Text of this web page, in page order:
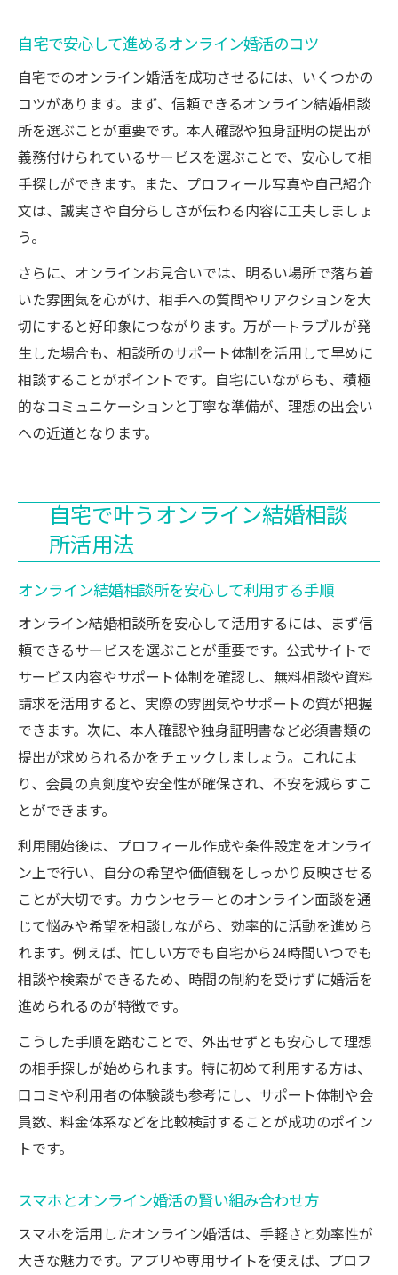
自宅で安心して進めるオンライン婚活のコツ
自宅でのオンライン婚活を成功させるには、いくつかの
コツがあります。まず、信頼できるオンライン結婚相談
所を選ぶことが重要です。本人確認や独身証明の提出が
義務付けられているサービスを選ぶことで、安心して相
手探しができます。また、プロフィール写真や自己紹介
文は、誠実さや自分らしさが伝わる内容に工夫しましょ
う。
さらに、オンラインお見合いでは、明るい場所で落ち着
いた雰囲気を心がけ、相手への質問やリアクションを大
切にすると好印象につながります。万が一トラブルが発
生した場合も、相談所のサポート体制を活用して早めに
相談することがポイントです。自宅にいながらも、積極
的なコミュニケーションと丁寧な準備が、理想の出会い
への近道となります。
自宅で叶うオンライン結婚相談
所活用法
オンライン結婚相談所を安心して利用する手順
オンライン結婚相談所を安心して活用するには、まず信
頼できるサービスを選ぶことが重要です。公式サイトで
サービス内容やサポート体制を確認し、無料相談や資料
請求を活用すると、実際の雰囲気やサポートの質が把握
できます。次に、本人確認や独身証明書など必須書類の
提出が求められるかをチェックしましょう。これによ
り、会員の真剣度や安全性が確保され、不安を減らすこ
とができます。
利用開始後は、プロフィール作成や条件設定をオンライ
ン上で行い、自分の希望や価値観をしっかり反映させる
ことが大切です。カウンセラーとのオンライン面談を通
じて悩みや希望を相談しながら、効率的に活動を進めら
れます。例えば、忙しい方でも自宅から24時間いつでも
相談や検索ができるため、時間の制約を受けずに婚活を
進められるのが特徴です。
こうした手順を踏むことで、外出せずとも安心して理想
の相手探しが始められます。特に初めて利用する方は、
口コミや利用者の体験談も参考にし、サポート体制や会
員数、料金体系などを比較検討することが成功のポイン
トです。
スマホとオンライン婚活の賢い組み合わせ方
スマホを活用したオンライン婚活は、手軽さと効率性が
大きな魅力です。アプリや専用サイトを使えば、プロフ